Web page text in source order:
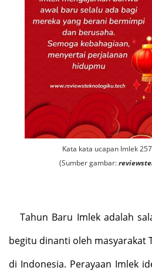
Kata kata ucapan Imlek
(Sumber gambar:
Tahun Baru Imlek adalah
begitu dinanti oleh masyarakat
di Indonesia. Perayaan Imlek